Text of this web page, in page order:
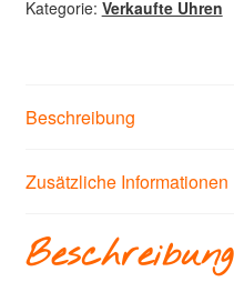
Kategorie: Verkaufte Uhren
Beschreibung
Zusätzliche Informationen
Beschreibung